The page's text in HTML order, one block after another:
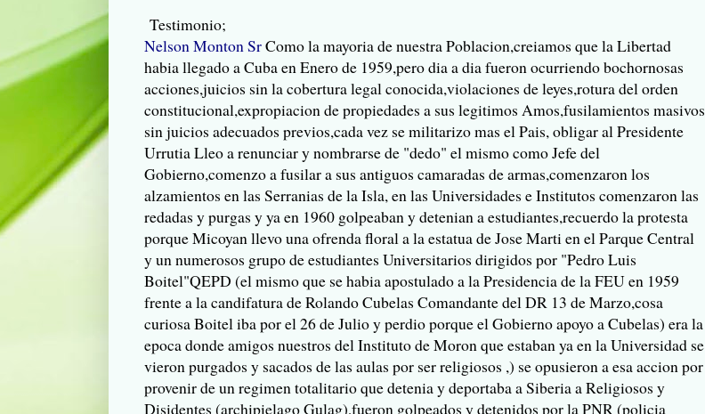
Testimonio;
Nelson Monton SrComo la mayoria de nuestra Poblacion,creiamos que la Libertad
habia llegado a Cuba en Enero de 1959,pero dia a dia fueron ocurriendo bochornosas
acciones,juicios sin la cobertura legal conocida,violaciones de leyes,rotura del orden
constitucional,expropiacion de propiedades a sus legitimos Amos,fusilamientos masivos
sin juicios adecuados previos,cada vez se militarizo mas el Pais, obligar al Presidente
Urrutia Lleo a renunciar y nombrarse de "dedo" el mismo como Jefe del
Gobierno,comenzo a fusilar a sus antiguos camaradas de armas,comenzaron los
alzamientos en las Serranias de la Isla, en las Universidades e Institutos comenzaron las
redadas y purgas y ya en 1960 golpeaban y detenian a estudiantes,recuerdo la protesta
porque Micoyan llevo una ofrenda floral a la estatua de Jose Marti en el Parque Central
y un numerosos grupo de estudiantes Universitarios dirigidos por "Pedro Luis
Boitel"QEPD (el mismo que se habia apostulado a la Presidencia de la FEU en 1959
frente a la candifatura de Rolando Cubelas Comandante del DR 13 de Marzo,cosa
curiosa Boitel iba por el 26 de Julio y perdio porque el Gobierno apoyo a Cubelas) era la
epoca donde amigos nuestros del Instituto de Moron que estaban ya en la Universidad se
vieron purgados y sacados de las aulas por ser religiosos ,) se opusieron a esa accion por
provenir de un regimen totalitario que detenia y deportaba a Siberia a Religiosos y
Disidentes (archipielago Gulag),fueron golpeados y detenidos por la PNR (policia